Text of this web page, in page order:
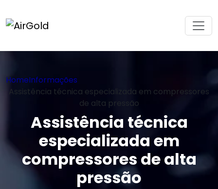
HomeInformações
Assistência técnica especializada em compressores
de alta pressão
Assistência técnica
especializada em
compressores de alta
pressão